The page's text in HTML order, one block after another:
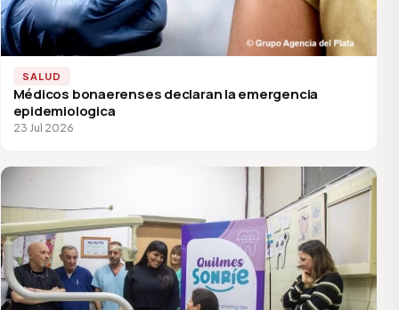
SALUD
Médicos bonaerenses declaran la emergencia
epidemiologica
23 Jul 2026